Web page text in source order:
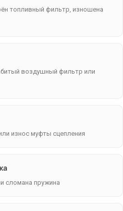
топливный фильтр, изношена
воздушный фильтр или
износ муфты сцепления
сломана пружина